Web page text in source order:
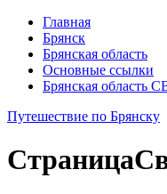
Главная
Брянск
Брянская область
Основные ссылки
Брянская область
Путешествие по Брянску
Страница